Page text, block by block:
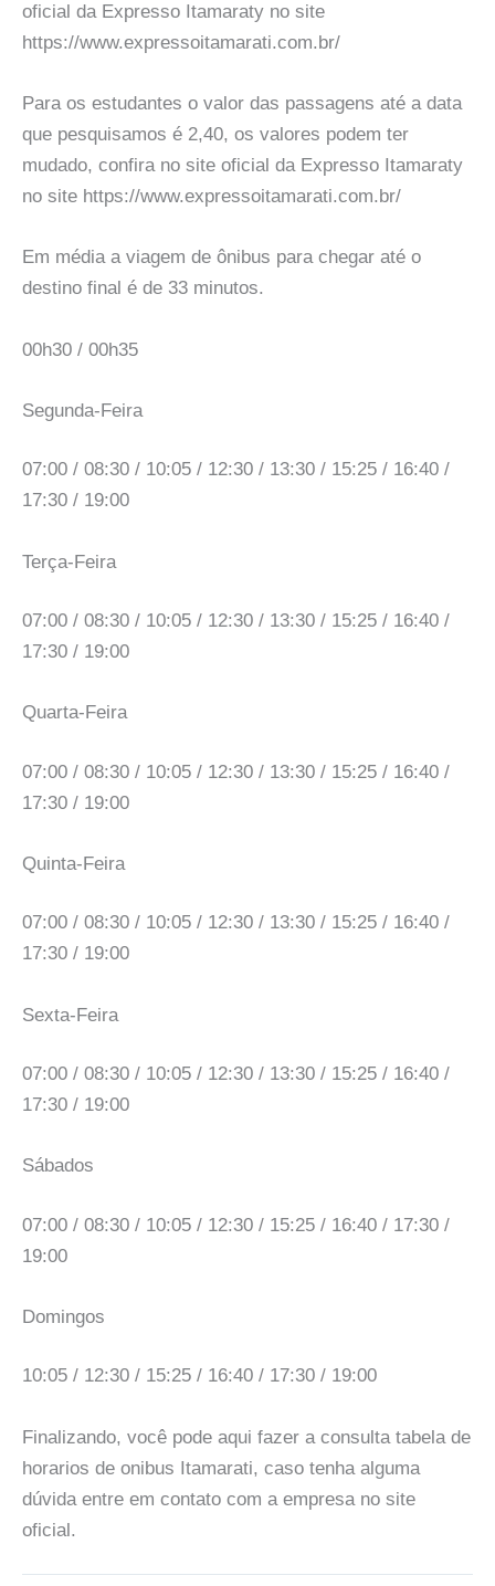
oficial da Expresso Itamaraty no site
https://www.expressoitamarati.com.br/
Para os estudantes o valor das passagens até a data
que pesquisamos é 2,40, os valores podem ter
mudado, confira no site oficial da Expresso Itamaraty
no site https://www.expressoitamarati.com.br/
Em média a viagem de ônibus para chegar até o
destino final é de 33 minutos.
00h30 / 00h35
Segunda-Feira
07:00 / 08:30 / 10:05 / 12:30 / 13:30 / 15:25 / 16:40 /
17:30 / 19:00
Terça-Feira
07:00 / 08:30 / 10:05 / 12:30 / 13:30 / 15:25 / 16:40 /
17:30 / 19:00
Quarta-Feira
07:00 / 08:30 / 10:05 / 12:30 / 13:30 / 15:25 / 16:40 /
17:30 / 19:00
Quinta-Feira
07:00 / 08:30 / 10:05 / 12:30 / 13:30 / 15:25 / 16:40 /
17:30 / 19:00
Sexta-Feira
07:00 / 08:30 / 10:05 / 12:30 / 13:30 / 15:25 / 16:40 /
17:30 / 19:00
Sábados
07:00 / 08:30 / 10:05 / 12:30 / 15:25 / 16:40 / 17:30 /
19:00
Domingos
10:05 / 12:30 / 15:25 / 16:40 / 17:30 / 19:00
Finalizando, você pode aqui fazer a consulta tabela de
horarios de onibus Itamarati, caso tenha alguma
dúvida entre em contato com a empresa no site
oficial.